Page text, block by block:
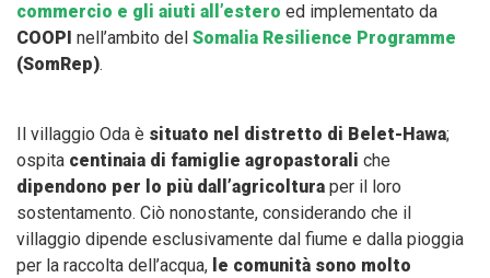
commercio e gli aiuti all’estero ed implementato da
COOPI nell’ambito del Somalia Resilience Programme
(SomRep).
Il villaggio Oda è situato nel distretto di Belet-Hawa;
ospita centinaia di famiglie agropastorali che
dipendono per lo più dall’agricoltura per il loro
sostentamento. Ciò nonostante, considerando che il
villaggio dipende esclusivamente dal fiume e dalla pioggia
per la raccolta dell’acqua, le comunità sono molto